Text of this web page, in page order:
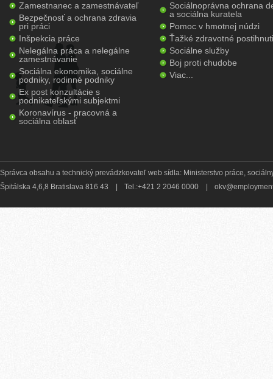
Zamestnanec a zamestnávateľ
Bezpečnosť a ochrana zdravia
pri práci
Inšpekcia práce
Nelegálna práca a nelegálne
zamestnávanie
Sociálna ekonomika, sociálne
podniky, rodinné podniky
Ex post konzultácie s
podnikateľskými subjektmi
Koronavírus - pracovná a
sociálna oblasť
Sociálnoprávna ochrana
a sociálna kuratela
Pomoc v hmotnej núdzi
Ťažké zdravotné
Sociálne služby
Boj proti chudobe
Viac...
Správca obsahu a technický prevádzkovateľ web sídla: Ministerstvo práce,
Špitálska 4,6,8 Bratislava 816 43
Tel.:+421 2 2046 0000